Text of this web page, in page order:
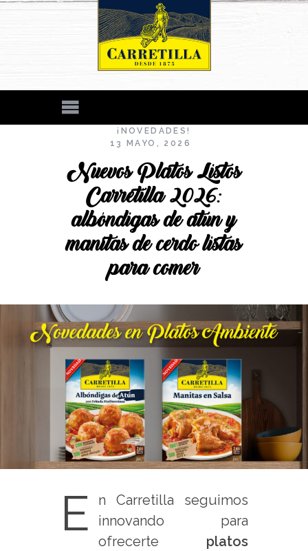
¡NOVEDADES!
13 MAYO, 2026
Nuevos Platos Listos
Carretilla 2026:
albóndigas de atún y
manitas de cerdo listas
para comer
E
n Carretilla seguimos
innovando para
ofrecerte platos